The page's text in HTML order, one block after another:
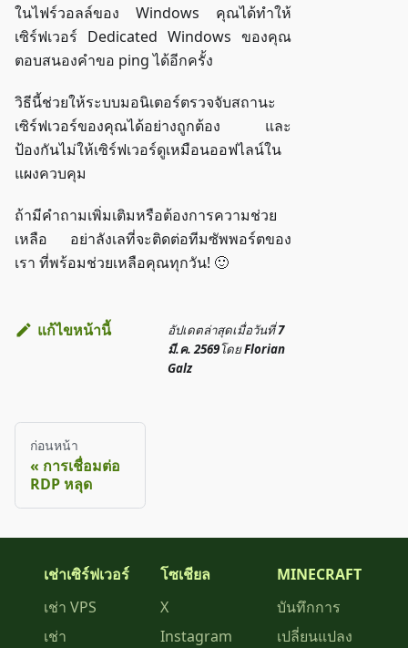
ในไฟร์วอลล์ของ Windows คุณได้ทำให้
เซิร์ฟเวอร์ Dedicated Windows ของคุณ
ตอบสนองคำขอ ping ได้อีกครั้ง
วิธีนี้ช่วยให้ระบบมอนิเตอร์ตรวจจับสถานะ
เซิร์ฟเวอร์ของคุณได้อย่างถูกต้อง และ
ป้องกันไม่ให้เซิร์ฟเวอร์ดูเหมือนออฟไลน์ใน
แผงควบคุม
ถ้ามีคำถามเพิ่มเติมหรือต้องการความช่วย
เหลือ อย่าลังเลที่จะติดต่อทีมซัพพอร์ตของ
เรา ที่พร้อมช่วยเหลือคุณทุกวัน! 🙂
แก้ไขหน้านี้ อัปเดตล่าสุดเมื่อวันที่7
มี.ค. 2569โดยFlorian
Galz
ก่อนหน้า
การเชื่อมต่อ
RDP หลุด
เช่าเซิร์ฟเวอร์
เช่า VPS
เช่า
โซเชียล
X
Instagram
MINECRAFT
บันทึกการ
เปลี่ยนแปลง